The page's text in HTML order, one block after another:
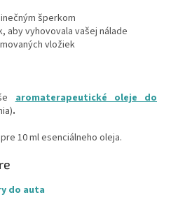
šperkom
aby vyhovovala vašej nálade
vložiek
aromaterapeutické oleje do
.
10 ml esenciálneho oleja.
do auta